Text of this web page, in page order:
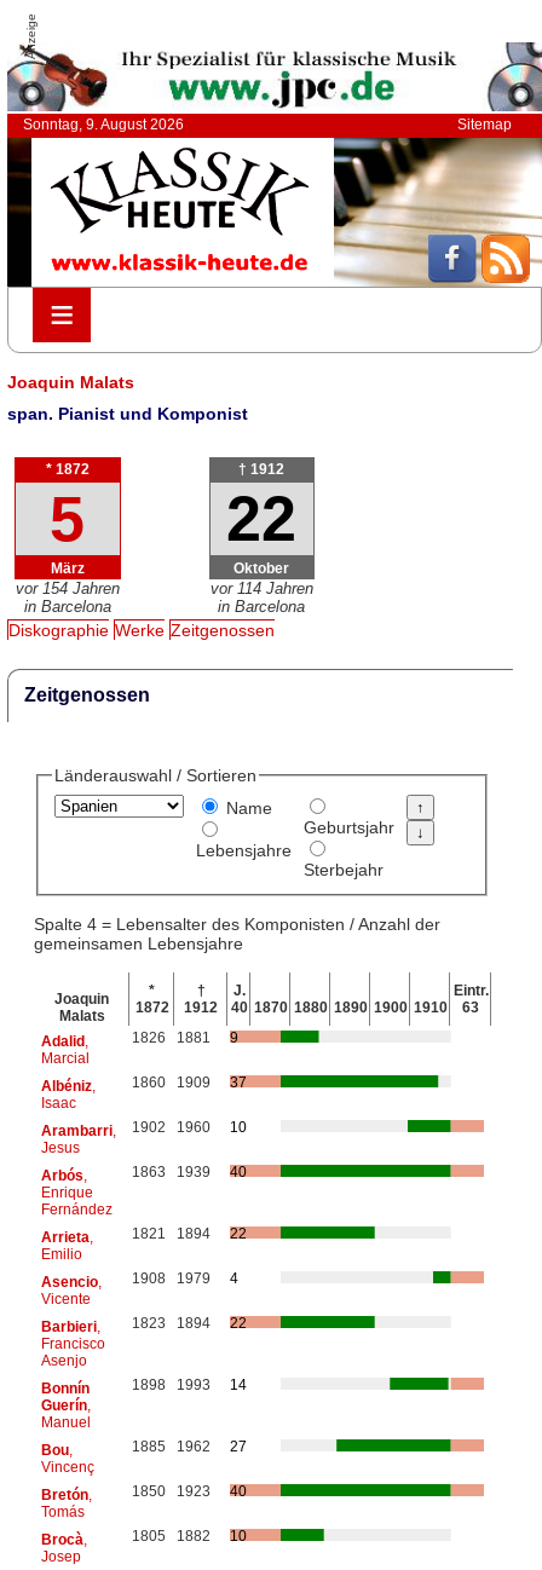
Anzeige
Sonntag, 9. August 2026 Sitemap
≡
≡
Joaquin Malats
span. Pianist und Komponist
* 1872
5
März
vor 154 Jahren
in Barcelona
† 1912
22
Oktober
vor 114 Jahren
in Barcelona
Diskographie Werke Zeitgenossen
Zeitgenossen
Länderauswahl / Sortieren
Name
Lebensjahre
Geburtsjahr
Sterbejahr
Spalte 4 = Lebensalter des Komponisten / Anzahl der
gemeinsamen Lebensjahre
Joaquin
Malats
*
1872
†
1912
J.
40 1870 1880 1890 1900 1910
Eintr.
63
Adalid,
Marcial
1826 1881 9
Albéniz,
Isaac
1860 1909 37
Arambarri,
Jesus
1902 1960 10
Arbós
Enrique
Fernández
1863 1939 40
Arrieta
Emilio
1821 1894 22
Asencio,
Vicente
1908 1979 4
Barbieri,
Francisco
Asenjo
1823 1894 22
Bonnín
Guerín,
Manuel
1898 1993 14
Bou,
Vincenç
1885 1962 27
Bretón,
Tomás
1850 1923 40
Brocà
Josep
1805 1882 10